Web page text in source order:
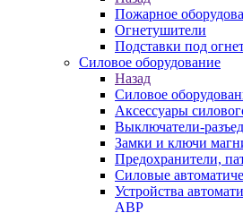
Пожарное
Огнетушители
Подставки под
Силовое оборудование
Назад
Силовое
Аксессуары
Выключатели-
Замки и ключи
Предохранители,
Силовые
Устройства
АВР